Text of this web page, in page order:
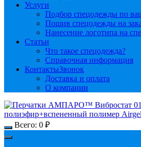
Услуги
Подбор спецодежды по
Пошив спецодежды на
Нанесение логотипа на
Статьи
Что такое спецодежда?
Справочная информация
КонтактыЗвонок
Доставка и оплата
О компании
Всего: 0 ₽